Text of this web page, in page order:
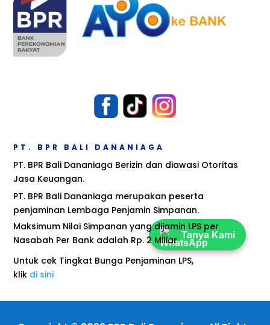
Tanya Kami
PT. BPR BALI DANANIAGA
PT. BPR Bali Dananiaga Berizin dan diawasi Otoritas
Jasa Keuangan.
PT. BPR Bali Dananiaga merupakan peserta
penjaminan Lembaga Penjamin Simpanan.
Maksimum Nilai Simpanan yang dijamin LPS per
Nasabah Per Bank adalah Rp. 2 Miliar
Untuk cek Tingkat Bunga Penjaminan LPS,
klik di sini